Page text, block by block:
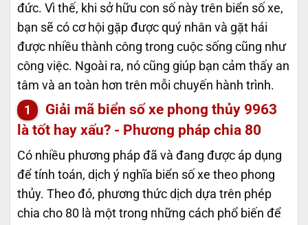
đức. Vì thế, khi sở hữu con số này trên biển số xe,
bạn sẽ có cơ hội gặp được quý nhân và gặt hái
được nhiều thành công trong cuộc sống cũng như
công việc. Ngoài ra, nó cũng giúp bạn cảm thấy an
tâm và an toàn hơn trên mỗi chuyến hành trình.
Giải mã biển số xe phong thủy 9963
là tốt hay xấu? - Phương pháp chia 80
Có nhiều phương pháp đã và đang được áp dụng
để tính toán, dịch ý nghĩa biển số xe theo phong
thủy. Theo đó, phương thức dịch dựa trên phép
chia cho 80 là một trong những cách phổ biến để